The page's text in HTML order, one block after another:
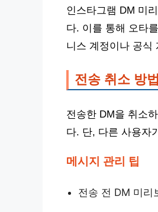
인스타그램 DM 미
다. 이를 통해 오타
니스 계정이나 공식
전송 취소 방법
전송한 DM을 취소
다. 단, 다른 사용자
메시지 관리 팁
전송 전 DM 미리